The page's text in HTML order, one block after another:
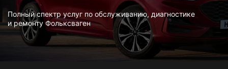
Полный спектр услуг по обслуживанию, диагностике
и ремонту Фольксваген